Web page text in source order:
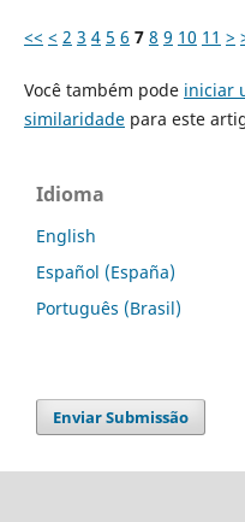
<< < 2 3 4 5 6 7 8 9 10 11 >
Você também pode iniciar
similaridadepara este
Idioma
English
Español (España)
Português (Brasil)
Enviar Submissão